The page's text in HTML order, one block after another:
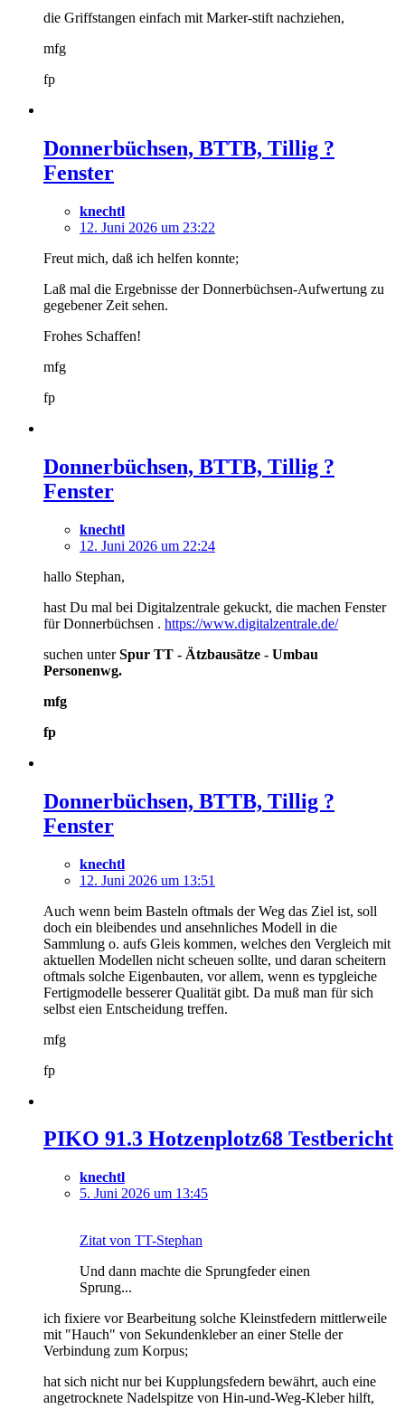
die Griffstangen einfach mit Marker-stift nachziehen,
mfg
fp
Donnerbüchsen, BTTB, Tillig ?
Fenster
knechtl
12. Juni 2026 um 23:22
Freut mich, daß ich helfen konnte;
Laß mal die Ergebnisse der Donnerbüchsen-Aufwertung zu
gegebener Zeit sehen.
Frohes Schaffen!
mfg
fp
Donnerbüchsen, BTTB, Tillig ?
Fenster
knechtl
12. Juni 2026 um 22:24
hallo Stephan,
hast Du mal bei Digitalzentrale gekuckt, die machen Fenster
für Donnerbüchsen . https://www.digitalzentrale.de/
suchen unterSpur TT - Ätzbausätze - Umbau
Personenwg.
mfg
fp
Donnerbüchsen, BTTB, Tillig ?
Fenster
knechtl
12. Juni 2026 um 13:51
Auch wenn beim Basteln oftmals der Weg das Ziel ist, soll
doch ein bleibendes und ansehnliches Modell in die
Sammlung o. aufs Gleis kommen, welches den Vergleich mit
aktuellen Modellen nicht scheuen sollte, und daran scheitern
oftmals solche Eigenbauten, vor allem, wenn es typgleiche
Fertigmodelle besserer Qualität gibt. Da muß man für sich
selbst eien Entscheidung treffen.
mfg
fp
PIKO 91.3 Hotzenplotz68 Testbericht
knechtl
5. Juni 2026 um 13:45
Zitat von TT-Stephan
Und dann machte die Sprungfeder einen
Sprung...
ich fixiere vor Bearbeitung solche Kleinstfedern mittlerweile
mit "Hauch" von Sekundenkleber an einer Stelle der
Verbindung zum Korpus;
hat sich nicht nur bei Kupplungsfedern bewährt, auch eine
angetrocknete Nadelspitze von Hin-und-Weg-Kleber hilft,